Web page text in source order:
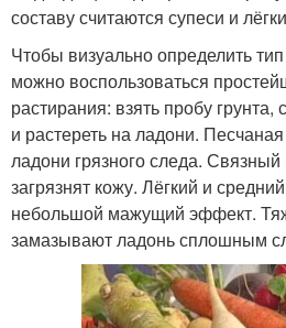
составу считаются супеси и
Чтобы визуально определить
можно воспользоваться
растирания: взять пробу грунта,
и растереть на ладони.
ладони грязного следа. Связный
загрязнят кожу. Лёгкий и
небольшой мажущий эффект.
замазывают ладонь сплошным